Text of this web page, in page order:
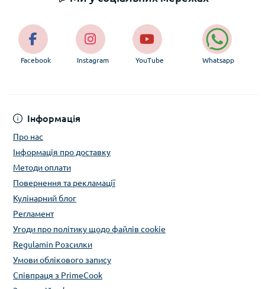
Інформація
Про нас
Інформація про доставку
Методи оплати
Повернення та рекламації
Кулінарний блог
Регламент
Угоди про політику щодо файлів cookie
Regulamin Розсилки
Умови облікового запису
Співпраця з PrimeCook
Facebook Instagram YouTube Whatsapp